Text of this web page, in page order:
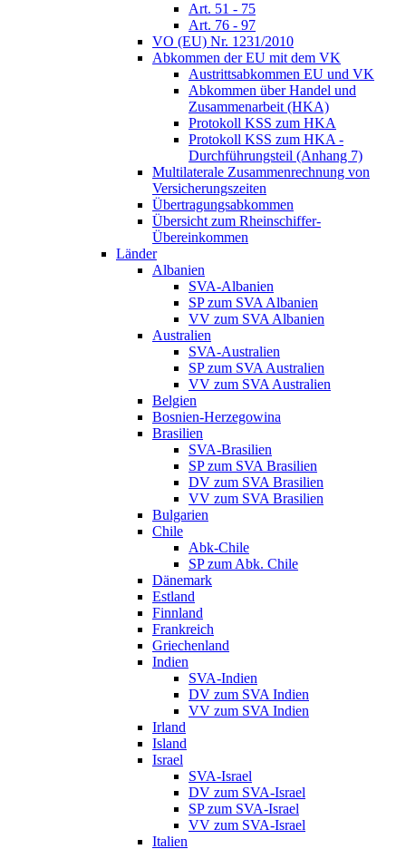
Art. 51 - 75
Art. 76 - 97
VO (EU) Nr. 1231/2010
Abkommen der EU mit dem VK
Austrittsabkommen EU und VK
Abkommen über Handel und
Zusammenarbeit (HKA)
Protokoll KSS zum HKA
Protokoll KSS zum HKA -
Durchführungsteil (Anhang 7)
Multilaterale Zusammenrechnung von
Versicherungszeiten
Übertragungsabkommen
Übersicht zum Rheinschiffer-
Übereinkommen
Länder
Albanien
SVA-Albanien
SP zum SVA Albanien
VV zum SVA Albanien
Australien
SVA-Australien
SP zum SVA Australien
VV zum SVA Australien
Belgien
Bosnien-Herzegowina
Brasilien
SVA-Brasilien
SP zum SVA Brasilien
DV zum SVA Brasilien
VV zum SVA Brasilien
Bulgarien
Chile
Abk-Chile
SP zum Abk. Chile
Dänemark
Estland
Finnland
Frankreich
Griechenland
Indien
SVA-Indien
DV zum SVA Indien
VV zum SVA Indien
Irland
Island
Israel
SVA-Israel
DV zum SVA-Israel
SP zum SVA-Israel
VV zum SVA-Israel
Italien